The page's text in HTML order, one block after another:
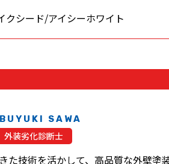
クシード/アイシーホワイト
SAWA
外装劣化診断士
た技術を活かして、高品質な外壁塗